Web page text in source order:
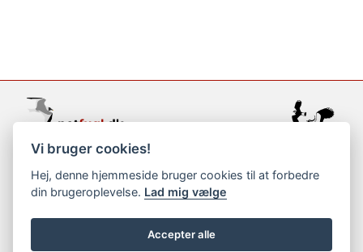
support@netfugl.dk
copyright © 2002-2023
Vi bruger cookies!
Hej, denne hjemmeside bruger cookies til at forbedre
din brugeroplevelse. Lad mig vælge
Accepter alle